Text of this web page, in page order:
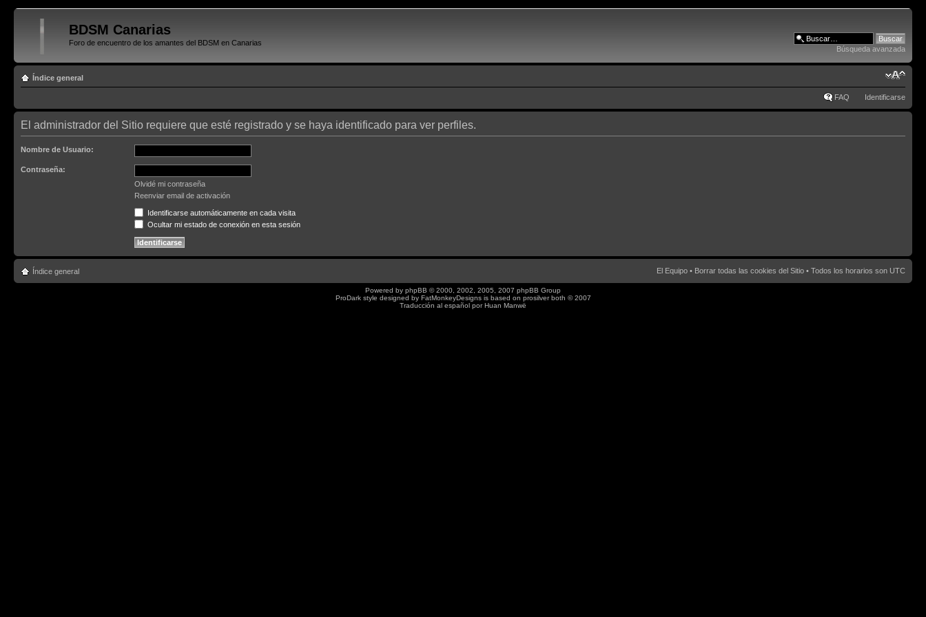
BDSM Canarias
Foro de encuentro de los amantes del BDSM en Canarias
Búsqueda avanzada
Índice general
FAQ Identificarse
El administrador del Sitio requiere que esté registrado y se haya identificado para ver perfiles.
Nombre de Usuario:
Contraseña:
Olvidé mi contraseña
Reenviar email de activación
Identificarse automáticamente en cada visita
Ocultar mi estado de conexión en esta sesión
Índice general El Equipo • Borrar todas las cookies del Sitio • Todos los horarios son UTC
Powered by phpBB © 2000, 2002, 2005, 2007 phpBB Group
ProDark style designed by FatMonkeyDesignsis based on prosilverboth © 2007
Traducción al español porHuan Manwë